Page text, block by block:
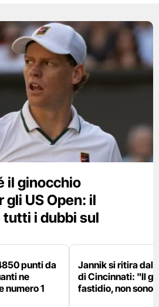
il ginocchio
gli US Open: il
i dubbi sul
punti da
ne
numero 1
Jannik si ritira dal
di Cincinnati: "Il
fastidio, non sono